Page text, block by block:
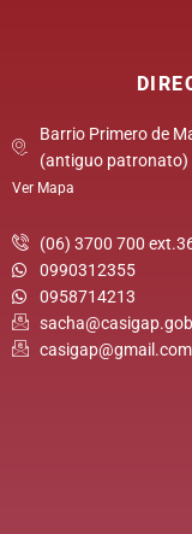
Barrio Primero de
(antiguo patronato)
Ver Mapa
(06) 3700 700
0990312355
0958714213
casigap@gmail.com